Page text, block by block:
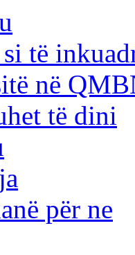
si të
në
të dini
për ne